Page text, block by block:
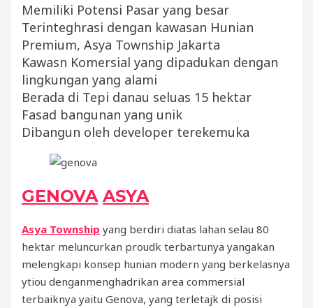
Memiliki Potensi Pasar yang besar
Terinteghrasi dengan kawasan Hunian
Premium, Asya Township Jakarta
Kawasn Komersial yang dipadukan dengan
lingkungan yang alami
Berada di Tepi danau seluas 15 hektar
Fasad bangunan yang unik
Dibangun oleh developer terekemuka
GENOVA ASYA
Asya Township yang berdiri diatas lahan selau 80
hektar meluncurkan proudk terbartunya yangakan
melengkapi konsep hunian modern yang berkelasnya
ytiou denganmenghadrikan area commersial
terbaiknya yaitu Genova, yang terletajk di posisi